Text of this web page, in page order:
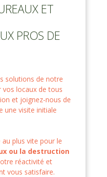
ET
PROS DE
solutions de notre
vos locaux de tous
et joignez-nous de
une visite initiale
plus vite pour le
ou la destruction
réactivité et
vous satisfaire.